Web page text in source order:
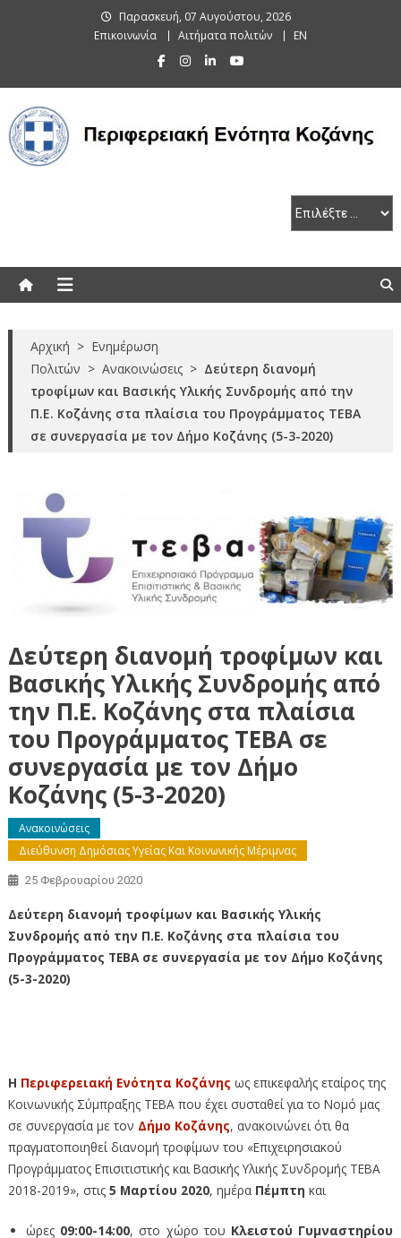
Παρασκευή, 07 Αυγούστου, 2026
Επικοινωνία
Αιτήματα πολιτών EN
Αρχική > Ενημέρωση
Πολιτών > Ανακοινώσεις > Δεύτερη διανομή
τροφίμων και Βασικής Υλικής Συνδρομής από την
Π.Ε. Κοζάνης στα πλαίσια του Προγράμματος ΤΕΒΑ
σε συνεργασία με τον Δήμο Κοζάνης (5-3-2020)
Δεύτερη διανομή τροφίμων και
Βασικής Υλικής Συνδρομής από
την Π.Ε. Κοζάνης στα πλαίσια
του Προγράμματος ΤΕΒΑ σε
συνεργασία με τον Δήμο
Κοζάνης (5-3-2020)
Ανακοινώσεις
Διεύθυνση Δημόσιας Υγείας Και Κοινωνικής Μέριμνας
25 Φεβρουαρίου 2020
Δεύτερη διανομή τροφίμων και Βασικής Υλικής
Συνδρομής από την Π.Ε. Κοζάνης στα πλαίσια του
Προγράμματος ΤΕΒΑ σε συνεργασία με τον Δήμο Κοζάνης
(5-3-2020)
Η Περιφερειακή Ενότητα Κοζάνης ως επικεφαλής εταίρος της
Κοινωνικής Σύμπραξης ΤΕΒΑ που έχει συσταθεί για το Νομό μας
σε συνεργασία με τον Δήμο Κοζάνης, ανακοινώνει ότι θα
πραγματοποιηθεί διανομή τροφίμων του «Επιχειρησιακού
Προγράμματος Επισιτιστικής και Βασικής Υλικής Συνδρομής ΤΕΒΑ
2018-2019», στις 5 Μαρτίου 2020, ημέρα Πέμπτη και
ώρες 09:00-14:00, στο χώρο του Κλειστού Γυμναστηρίου